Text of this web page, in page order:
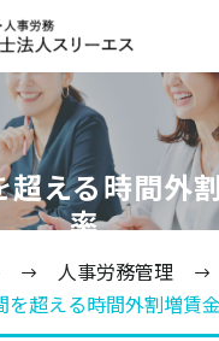
超える時間外
率
人事労務管理
を超える時間外割増賃